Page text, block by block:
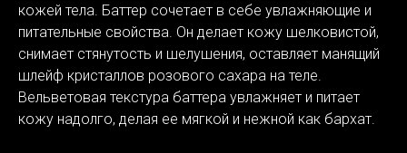
кожей тела. Баттер сочетает в себе увлажняющие и
питательные свойства. Он делает кожу шелковистой,
снимает стянутость и шелушения, оставляет манящий
шлейф кристаллов розового сахара на теле.
Вельветовая текстура баттера увлажняет и питает
кожу надолго, делая ее мягкой и нежной как бархат.